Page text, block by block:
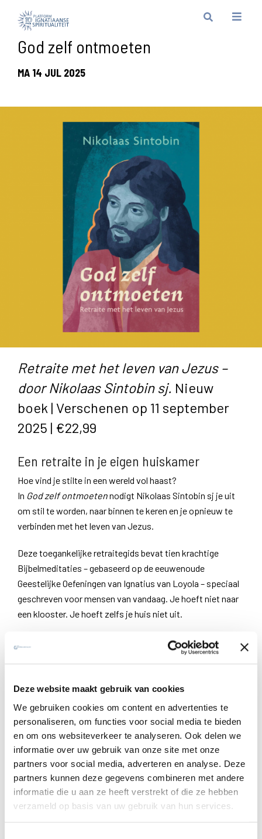
Deze website maakt gebruik van cookies
We gebruiken cookies om content en advertenties te
personaliseren, om functies voor social media te bieden
en om ons websiteverkeer te analyseren. Ook delen we
informatie over uw gebruik van onze site met onze
partners voor social media, adverteren en analyse. Deze
partners kunnen deze gegevens combineren met andere
informatie die u aan ze heeft verstrekt of die ze hebben
verzameld op basis van uw gebruik van hun services.
God zelf ontmoeten
MA 14 JUL 2025
Retraite met het leven van Jezus –
door Nikolaas Sintobin sj. Nieuw
boek | Verschenen op 11 september
2025 | €22,99
Een retraite in je eigen huiskamer
Hoe vind je stilte in een wereld vol haast?
In God zelf ontmoetennodigt Nikolaas Sintobin sj je uit
om stil te worden, naar binnen te keren en je opnieuw te
verbinden met het leven van Jezus.
Deze toegankelijke retraitegids bevat tien krachtige
Bijbelmeditaties – gebaseerd op de eeuwenoude
Geestelijke Oefeningen van Ignatius van Loyola – speciaal
geschreven voor mensen van vandaag. Je hoeft niet naar
een klooster. Je hoeft zelfs je huis niet uit.
Een beetje tijd, een open hart… en dit
Wat kun je verwachten?
“In de stilte verschijnt God vaak
onverwacht.” – Nikolaas Sintobin sj
10 meditaties rond sleutelmomenten uit het leven
van Jezus